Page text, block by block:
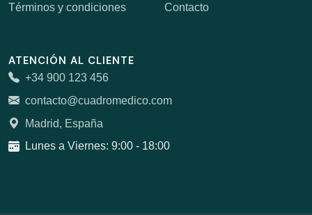
Términos y condiciones
Contacto
ATENCIÓN AL CLIENTE
+34 900 123 456
contacto@cuadromedico.com
Madrid, España
Lunes a Viernes: 9:00 - 18:00